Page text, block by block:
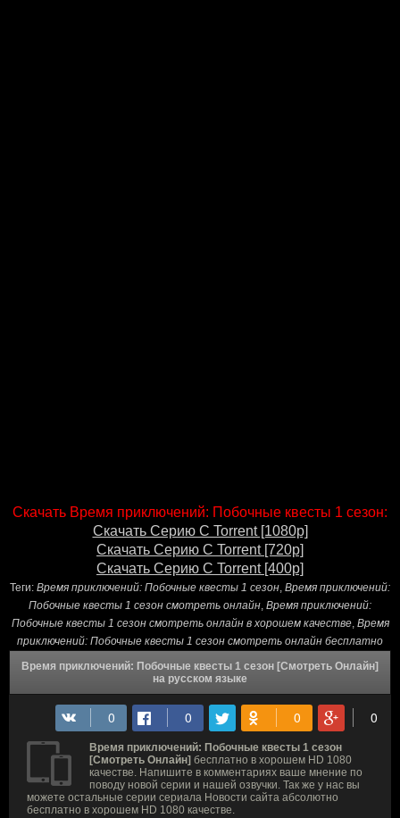
Скачать Время приключений: Побочные квесты 1 сезон:
Скачать Серию С Torrent [1080p]
Скачать Серию С Torrent [720p]
Скачать Серию С Torrent [400p]
Теги: Время приключений: Побочные квесты 1 сезон, Время приключений:
Побочные квесты 1 сезон смотреть онлайн, Время приключений:
Побочные квесты 1 сезон смотреть онлайн в хорошем качестве, Время
приключений: Побочные квесты 1 сезон смотреть онлайн бесплатно
Время приключений: Побочные квесты 1 сезон [Смотреть Онлайн]
на русском языке
Время приключений: Побочные квесты 1 сезон
[Смотреть Онлайн] бесплатно в хорошем HD 1080
качестве. Напишите в комментариях ваше мнение по
поводу новой серии и нашей озвучки. Так же у нас вы
можете остальные серии сериала Новости сайта абсолютно
бесплатно в хорошем HD 1080 качестве.